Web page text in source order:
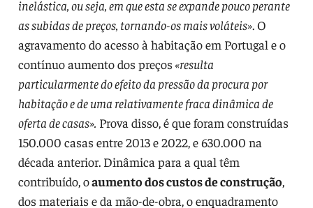
inelástica, ou seja, em que esta se expande pouco perante
as subidas de preços, tornando-os mais voláteis». O
agravamento do acesso à habitação em Portugal e o
contínuo aumento dos preços «resulta
particularmente do efeito da pressão da procura por
habitação e de uma relativamente fraca dinâmica de
oferta de casas». Prova disso, é que foram construídas
150.000 casas entre 2013 e 2022, e 630.000 na
década anterior. Dinâmica para a qual têm
contribuído, oaumento dos custos de construção,
dos materiais e da mão-de-obra, o enquadramento